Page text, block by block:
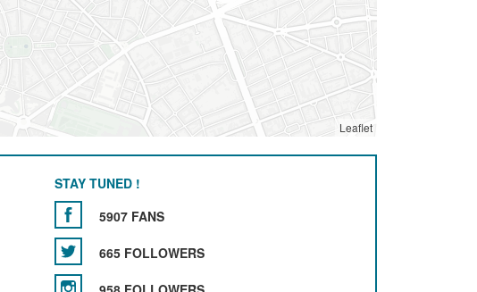
Leaflet
STAY TUNED !
5907 FANS
665 FOLLOWERS